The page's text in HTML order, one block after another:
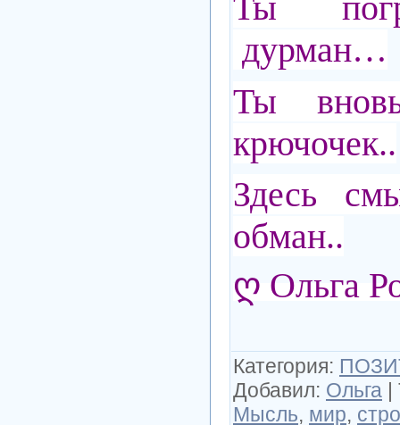
дурман…
Ты
крючочек..
Здесь
обман..
ღ Ольга
Категория:
Добавил: Ольга |
Мысль, мир,